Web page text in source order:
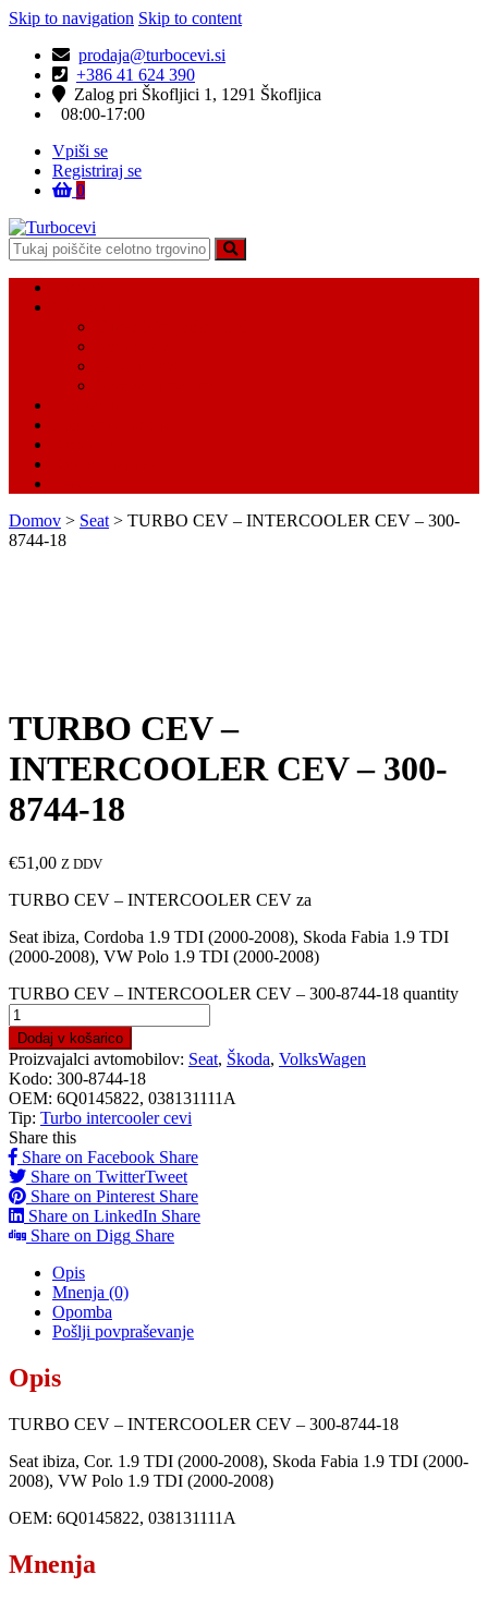
Skip to navigation Skip to content
prodaja@turbocevi.si
+386 41 624 390
Zalog pri Škofljici 1, 1291 Škofljica
08:00-17:00
Vpiši se
Registriraj se
0
Turbocevi
Turbo ideal – turbo cevi
Domov > Seat > TURBO CEV – INTERCOOLER CEV – 300-
8744-18
TURBO CEV –
INTERCOOLER CEV – 300-
8744-18
€51,00 Z DDV
TURBO CEV – INTERCOOLER CEV za
Seat ibiza, Cordoba 1.9 TDI (2000-2008), Skoda Fabia 1.9 TDI
(2000-2008), VW Polo 1.9 TDI (2000-2008)
TURBO CEV – INTERCOOLER CEV – 300-8744-18 quantity
Dodaj v košarico
Proizvajalci avtomobilov: Seat, Škoda, VolksWagen
Kodo: 300-8744-18
OEM: 6Q0145822, 038131111A
Tip: Turbo intercooler cevi
Share this
Share on Facebook Share
Share on TwitterTweet
Share on Pinterest Share
Share on LinkedIn Share
Share on Digg Share
Opis
Mnenja (0)
Opomba
Pošlji povpraševanje
Opis
TURBO CEV – INTERCOOLER CEV – 300-8744-18
Seat ibiza, Cor. 1.9 TDI (2000-2008), Skoda Fabia 1.9 TDI (2000-
2008), VW Polo 1.9 TDI (2000-2008)
OEM: 6Q0145822, 038131111A
Mnenja